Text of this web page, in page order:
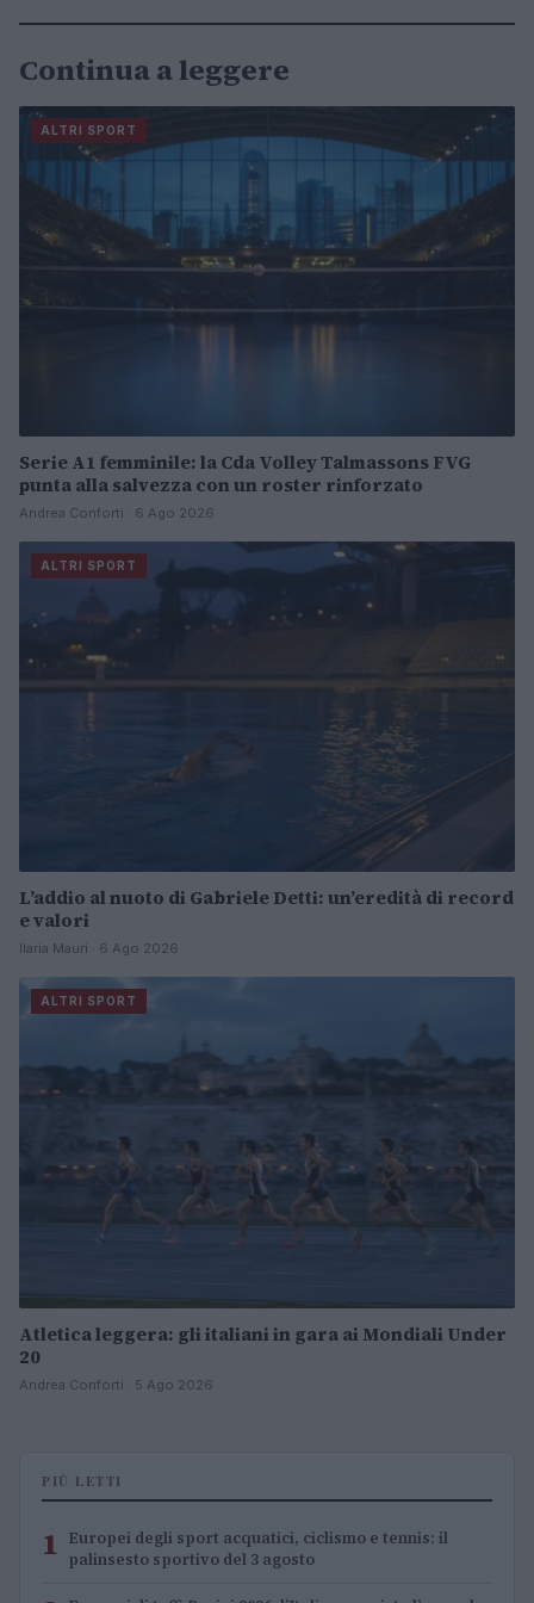
Continua a leggere
ALTRI SPORT
Serie A1 femminile: la Cda Volley Talmassons FVG
punta alla salvezza con un roster rinforzato
Andrea Conforti · 6 Ago 2026
ALTRI SPORT
L’addio al nuoto di Gabriele Detti: un’eredità di record
e valori
Ilaria Mauri · 6 Ago 2026
ALTRI SPORT
Atletica leggera: gli italiani in gara ai Mondiali Under
20
Andrea Conforti · 5 Ago 2026
PIÙ LETTI
1 Europei degli sport acquatici, ciclismo e tennis: il
palinsesto sportivo del 3 agosto